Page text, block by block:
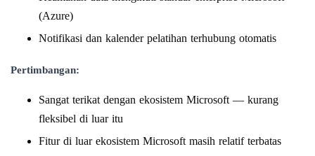
(Azure)
Notifikasi dan kalender pelatihan terhubung otomatis
Pertimbangan:
Sangat terikat dengan ekosistem Microsoft — kurang
fleksibel di luar itu
Fitur di luar ekosistem Microsoft masih relatif terbatas